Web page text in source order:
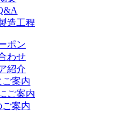
造工程
ポン
わせ
紹介
案内
ご案内
ご案内